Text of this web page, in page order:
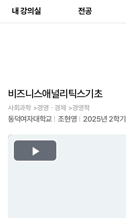
내 강의실 전공
비즈니스애널리틱스기초
사회과학 >경영ㆍ경제 >경영학
동덕여자대학교 조현영 2025년 2학기
Play